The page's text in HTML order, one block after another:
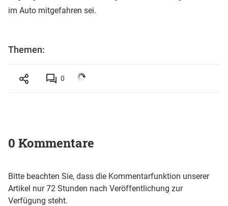
im Auto mitgefahren sei.
Themen:
0
0 Kommentare
Bitte beachten Sie, dass die Kommentarfunktion unserer
Artikel nur 72 Stunden nach Veröffentlichung zur
Verfügung steht.